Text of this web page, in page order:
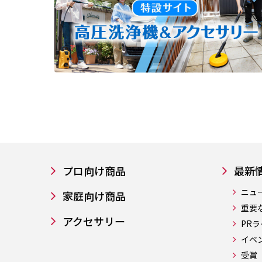
プロ向け商品
家庭向け商品
アクセサリー
最新
ニュ
重要
PR
イベ
受賞